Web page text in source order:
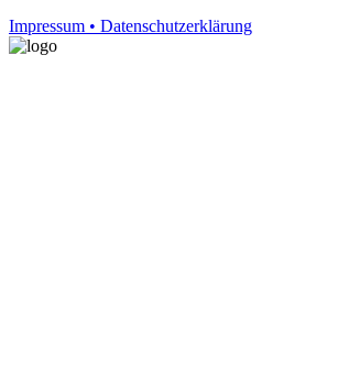
Impressum • Datenschutzerklärung